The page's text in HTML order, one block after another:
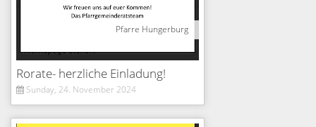
Pfarre Hungerburg
Rorate- herzliche Einladung!
Sunday, 24. November 2024